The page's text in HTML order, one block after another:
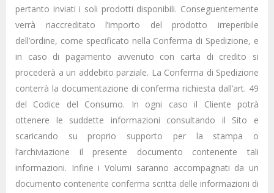
pertanto inviati i soli prodotti disponibili. Conseguentemente
verrà riaccreditato l’importo del prodotto irreperibile
dell’ordine, come specificato nella Conferma di Spedizione, e
in caso di pagamento avvenuto con carta di credito si
procederà a un addebito parziale. La Conferma di Spedizione
conterrà la documentazione di conferma richiesta dall’art. 49
del Codice del Consumo. In ogni caso il Cliente potrà
ottenere le suddette informazioni consultando il Sito e
scaricando su proprio supporto per la stampa o
l’archiviazione il presente documento contenente tali
informazioni. Infine i Volumi saranno accompagnati da un
documento contenente conferma scritta delle informazioni di